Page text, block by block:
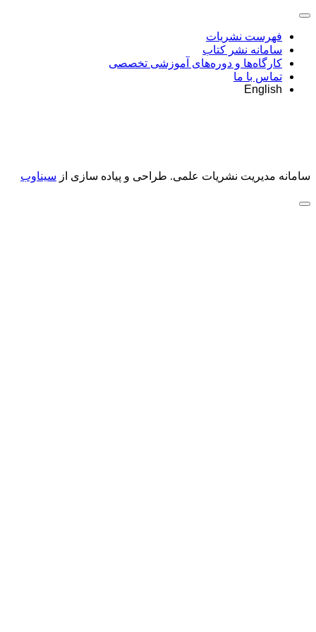
فهرست نشریات
سامانه نشر کتاب
کارگاه‌ها و دوره‌های آموزشی تخصصی
تماس با ما
English
سامانه مدیریت نشریات علمی. طراحی و پیاده سازی از سیناوب